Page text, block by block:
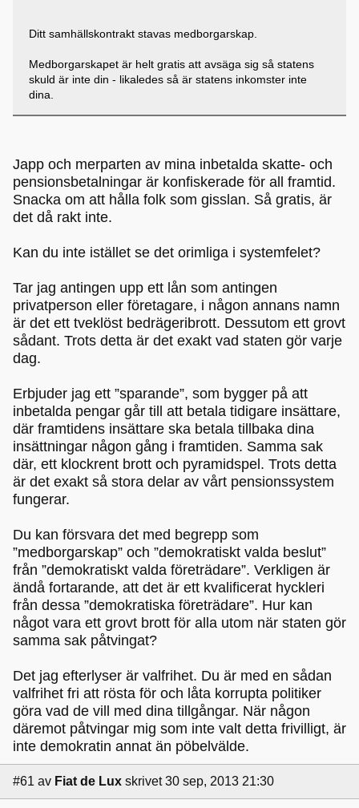
Ditt samhällskontrakt stavas medborgarskap.
Medborgarskapet är helt gratis att avsäga sig så statens
skuld är inte din - likaledes så är statens inkomster inte
dina.
Japp och merparten av mina inbetalda skatte- och
pensionsbetalningar är konfiskerade för all framtid.
Snacka om att hålla folk som gisslan. Så gratis, är
det då rakt inte.
Kan du inte istället se det orimliga i systemfelet?
Tar jag antingen upp ett lån som antingen
privatperson eller företagare, i någon annans namn
är det ett tveklöst bedrägeribrott. Dessutom ett grovt
sådant. Trots detta är det exakt vad staten gör varje
dag.
Erbjuder jag ett ”sparande”, som bygger på att
inbetalda pengar går till att betala tidigare insättare,
där framtidens insättare ska betala tillbaka dina
insättningar någon gång i framtiden. Samma sak
där, ett klockrent brott och pyramidspel. Trots detta
är det exakt så stora delar av vårt pensionssystem
fungerar.
Du kan försvara det med begrepp som
”medborgarskap” och ”demokratiskt valda beslut”
från ”demokratiskt valda företrädare”. Verkligen är
ändå fortarande, att det är ett kvalificerat hyckleri
från dessa ”demokratiska företrädare”. Hur kan
något vara ett grovt brott för alla utom när staten gör
samma sak påtvingat?
Det jag efterlyser är valfrihet. Du är med en sådan
valfrihet fri att rösta för och låta korrupta politiker
göra vad de vill med dina tillgångar. När någon
däremot påtvingar mig som inte valt detta frivilligt, är
inte demokratin annat än pöbelvälde.
#61 av Fiat de Lux skrivet 30 sep, 2013 21:30